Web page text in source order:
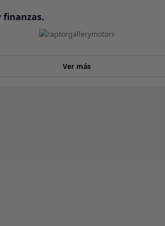
finanzas.
Ver más